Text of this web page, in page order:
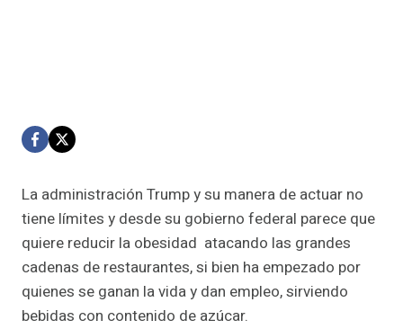
La administración Trump y su manera de actuar no
tiene límites y desde su gobierno federal parece que
quiere reducir la obesidad atacando las grandes
cadenas de restaurantes, si bien ha empezado por
quienes se ganan la vida y dan empleo, sirviendo
bebidas con contenido de azúcar.